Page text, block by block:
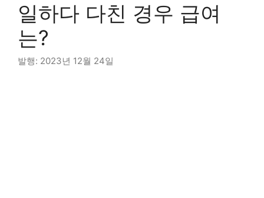
일하다 다친 경우 급여
는?
2023년 12월 24일